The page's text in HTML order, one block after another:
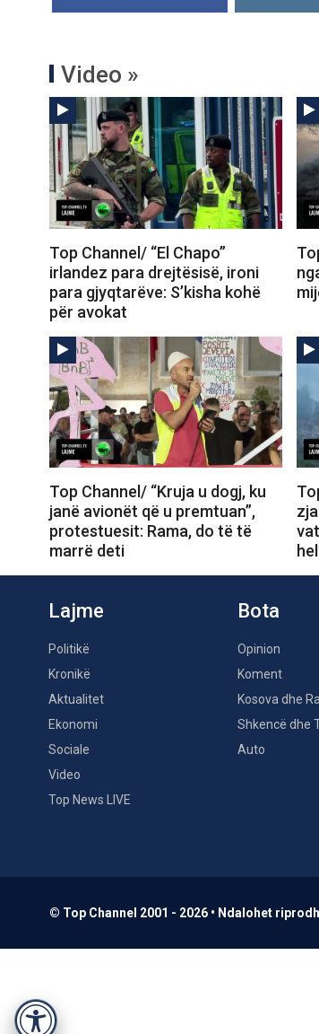
Video »
Top Channel/ “El Chapo”
irlandez para drejtësisë, ironi
para gjyqtarëve: S’kisha kohë
për avokat
Top Channel/ “Kruja u dogj, ku
janë avionët që u premtuan”,
protestuesit: Rama, do të të
marrë deti
Lajme
Politikë
Kronikë
Aktualitet
Ekonomi
Sociale
Video
Top News LIVE
Bota
Opinion
Koment
Kosova dhe
Shkencë dhe
Auto
© Top Channel 2001 - 2026 • Ndalohet